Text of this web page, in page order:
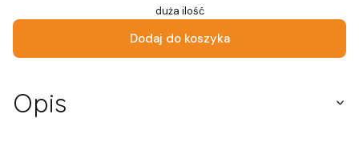
duża ilość
Dodaj do koszyka
Opis